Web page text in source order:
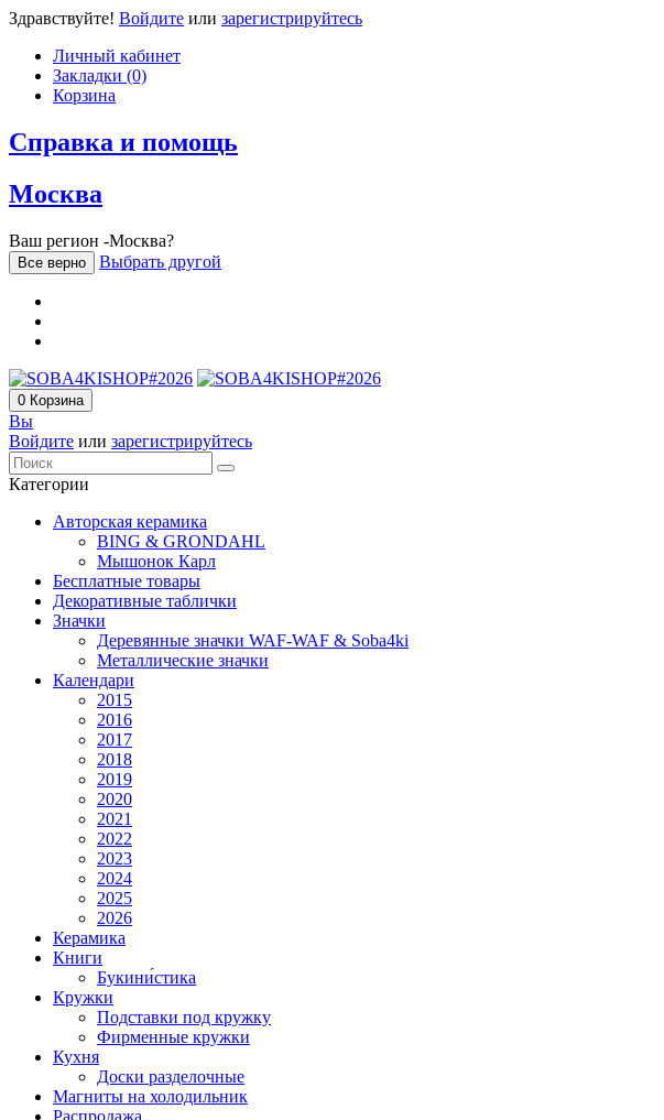
Здравствуйте! Войдите или зарегистрируйтесь
Личный кабинет
Закладки (0)
Корзина
Справка и помощь
Москва
Ваш регион -Москва?
Все верно Выбрать другой
0 Корзина
Вы
Войдите или зарегистрируйтесь
Категории
Авторская керамика
BING & GRONDAHL
Мышонок Карл
Бесплатные товары
Декоративные таблички
Значки
Деревянные значки WAF-WAF & Soba4ki
Металлические значки
Календари
2015
2016
2017
2018
2019
2020
2021
2022
2023
2024
2025
2026
Керамика
Книги
Букини́стика
Кружки
Подставки под кружку
Фирменные кружки
Кухня
Доски разделочные
Магниты на холодильник
Распродажа